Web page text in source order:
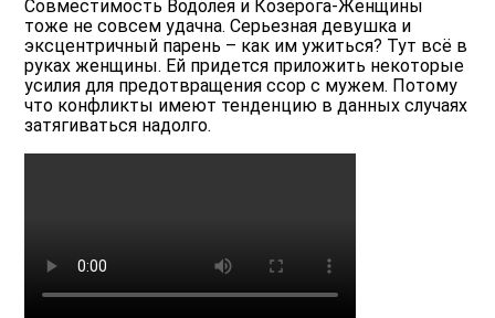
Совместимость Водолея и Козерога-Женщины
тоже не совсем удачна. Серьезная девушка и
эксцентричный парень – как им ужиться? Тут всё в
руках женщины. Ей придется приложить некоторые
усилия для предотвращения ссор с мужем. Потому
что конфликты имеют тенденцию в данных случаях
затягиваться надолго.